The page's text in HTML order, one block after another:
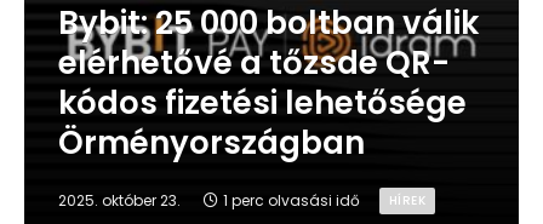
Bybit: 25 000 boltban válik
elérhetővé a tőzsde QR-
kódos fizetési lehetősége
Örményországban
2025. október 23. 1 perc olvasási idő HÍREK